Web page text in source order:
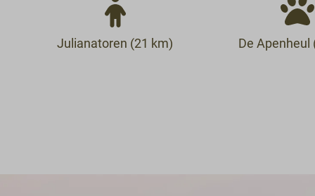
Julianatoren (21 km) De Apenheul